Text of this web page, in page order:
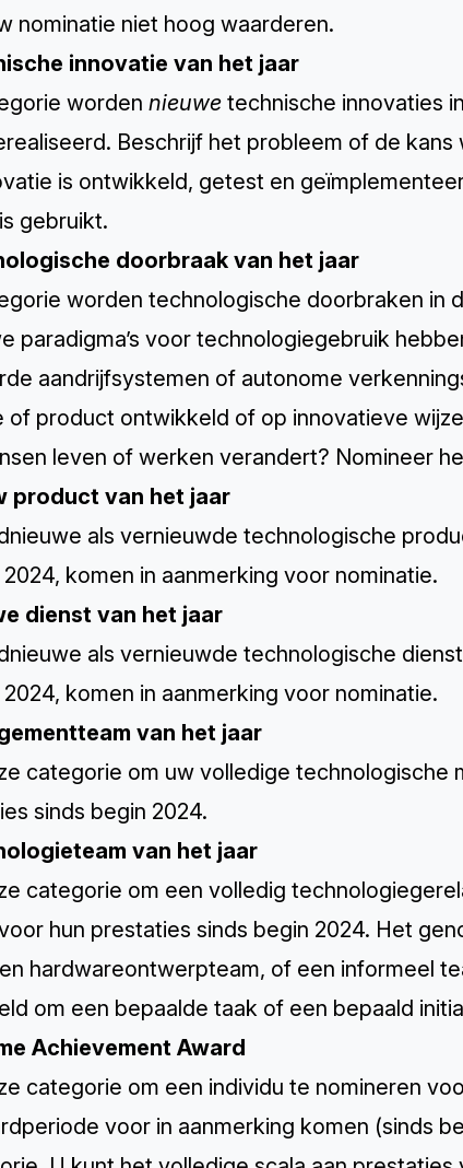
nominatie niet hoog waarderen.
innovatie van het jaar
worden nieuwe technische innovaties
Beschrijf het probleem of de
is ontwikkeld, getest en
gebruikt.
doorbraak van het jaar
worden technologische doorbraken in
paradigma’s voor technologiegebruik
aandrijfsystemen of autonome
of product ontwikkeld of op innovatieve
leven of werken verandert? Nomineer
product van het jaar
als vernieuwde technologische
komen in aanmerking voor nominatie.
dienst van het jaar
als vernieuwde technologische
komen in aanmerking voor nominatie.
van het jaar
categorie om uw volledige technologische
sinds begin 2024.
van het jaar
categorie om een volledig
hun prestaties sinds begin 2024. Het
hardwareontwerpteam, of een informeel
om een bepaalde taak of een bepaald
Achievement Award
categorie om een individu te nomineren
voor in aanmerking komen (sinds